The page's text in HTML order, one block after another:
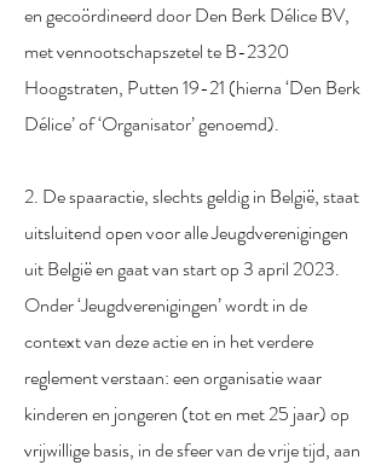
en gecoördineerd door Den Berk Délice BV,
met vennootschapszetel te B-2320
Hoogstraten, Putten 19-21 (hierna ‘Den Berk
Délice’ of ‘Organisator’ genoemd).
2. De spaaractie, slechts geldig in België, staat
uitsluitend open voor alle Jeugdverenigingen
uit België en gaat van start op 3 april 2023.
Onder ‘Jeugdverenigingen’ wordt in de
context van deze actie en in het verdere
reglement verstaan: een organisatie waar
kinderen en jongeren (tot en met 25 jaar) op
vrijwillige basis, in de sfeer van de vrije tijd, aan